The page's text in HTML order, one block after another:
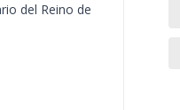
del Reino de